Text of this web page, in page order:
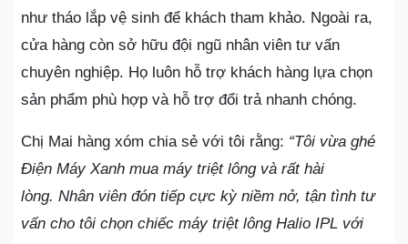
như tháo lắp vệ sinh để khách tham khảo. Ngoài ra,
cửa hàng còn sở hữu đội ngũ nhân viên tư vấn
chuyên nghiệp. Họ luôn hỗ trợ khách hàng lựa chọn
sản phẩm phù hợp và hỗ trợ đổi trả nhanh chóng.
Chị Mai hàng xóm chia sẻ với tôi rằng: “Tôi vừa ghé
Điện Máy Xanh mua máy triệt lông và rất hài
lòng. Nhân viên đón tiếp cực kỳ niềm nở, tận tình tư
vấn cho tôi chọn chiếc máy triệt lông Halio IPL với